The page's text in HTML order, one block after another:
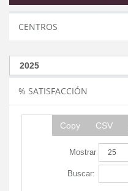
CENTROS
% SATISFACCIÓN
Copy CSV
Mostrar
Buscar: